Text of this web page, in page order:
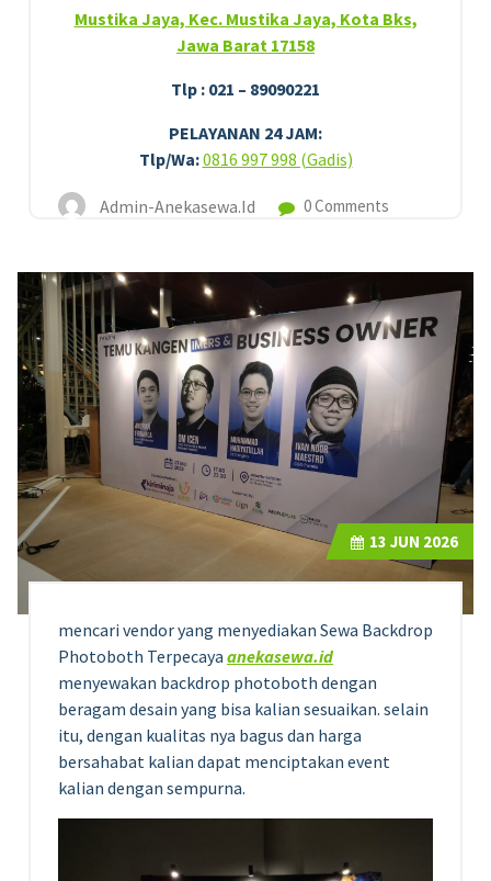
Mustika Jaya, Kec. Mustika Jaya, Kota Bks,
Jawa Barat 17158
Tlp : 021 – 89090221
PELAYANAN 24 JAM:
Tlp/Wa:0816 997 998 (Gadis)
Admin-Anekasewa.id 0 Comments
mencari vendor yang menyediakan Sewa Backdrop
Photoboth Terpecaya anekasewa.id
menyewakan backdrop photoboth dengan
beragam desain yang bisa kalian sesuaikan. selain
itu, dengan kualitas nya bagus dan harga
bersahabat kalian dapat menciptakan event
kalian dengan sempurna.
13 JUN 2026